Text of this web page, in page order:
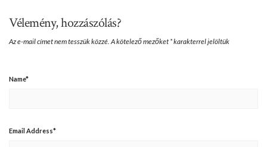
Vélemény, hozzászólás?
Az e-mail címet nem tesszük közzé. A kötelező mezőket *karakterrel jelöltük
Name*
Email Address*